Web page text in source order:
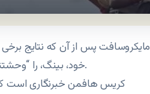
مایکروسافت پس از آن که نتایج
خود، بینگ، را “وحشتناک” یافت، برای تغییر آن “اقدام” کرد.
کریس هافمن خبرنگاری است